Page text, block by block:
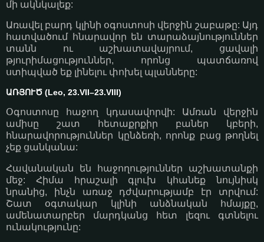
մի ակնկալեք:
Առավել բարդ կլինի օգոստոսի վերջին շաբաթը: Այդ
հատվածում հնարավոր են տարաձայնություններ
տանն ու աշխատավայրում, ցավալի
թյուրիմացություններ, որոնց պատճառով
ստիպված եք լինելու փոխել պլանները:
ԱՌՅՈՒԾ (Leo, 23.VII–23.VIII)
Օգոստոսը հաջող կդասավորվի: Ամռան վերջին
ամիսը շատ հետաքրքիր բաներ կբերի,
հնարավորություններ կընձեռի, որոնք բաց թողնել
չեք ցանկանա:
Հավանական են հաջողություններ աշխատանքի
մեջ: Հիմա հրաշալի գլուխ կհանեք նույնիսկ
նրանից, ինչն առաջ դժվարությամբ էր տրվում:
Շատ օգտակար կլինի անձնական հմայքը,
ամենատարբեր մարդկանց հետ լեզու գտնելու
ունակությունը: